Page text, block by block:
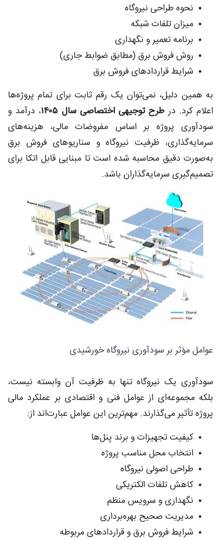
نحوه طراحی نیروگاه
میزان تلفات شبکه
برنامه تعمیر و نگهداری
روش فروش برق (مطابق ضوابط جاری)
شرایط قراردادهای فروش برق
به همین دلیل، نمی‌توان یک رقم ثابت برای تمام پروژه‌ها
اعلام کرد. در طرح توجیهی اختصاصی سال ۱۴۰۵
، درآمد و
سودآوری پروژه بر اساس مفروضات مالی، هزینه‌های
سرمایه‌گذاری، ظرفیت نیروگاه و سناریوهای فروش برق
به‌صورت دقیق محاسبه شده است تا مبنایی قابل اتکا برای
تصمیم‌گیری سرمایه‌گذاران باشد.
عوامل مؤثر بر سودآوری نیروگاه خورشیدی
سودآوری یک نیروگاه تنها به ظرفیت آن وابسته نیست،
بلکه مجموعه‌ای از عوامل فنی و اقتصادی بر عملکرد مالی
پروژه تأثیر می‌گذارند. مهم‌ترین این عوامل عبارت‌اند از:
کیفیت تجهیزات و برند پنل‌ها
انتخاب محل مناسب پروژه
طراحی اصولی نیروگاه
کاهش تلفات الکتریکی
نگهداری و سرویس منظم
مدیریت صحیح بهره‌برداری
شرایط فروش برق و قراردادهای مربوطه